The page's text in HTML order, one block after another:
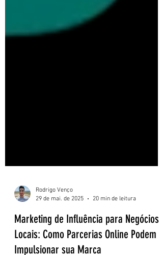
Rodrigo Venço
29 de mai. de 2025
20 min de leitura